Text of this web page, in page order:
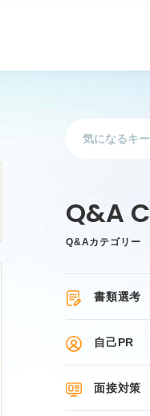
Q&Aカテゴリー
書類選考
自己PR
面接対策